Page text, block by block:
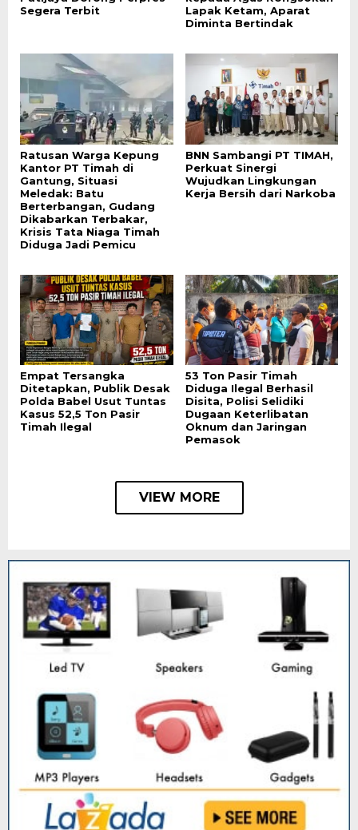
Segera Terbit
Lapak Ketam, Aparat
Diminta Bertindak
Ratusan Warga Kepung
Kantor PT Timah di
Gantung, Situasi
Meledak: Batu
Berterbangan, Gudang
Dikabarkan Terbakar,
Krisis Tata Niaga Timah
Diduga Jadi Pemicu
BNN Sambangi PT TIMAH,
Perkuat Sinergi
Wujudkan Lingkungan
Kerja Bersih dari Narkoba
Empat Tersangka
Ditetapkan, Publik Desak
Polda Babel Usut Tuntas
Kasus 52,5 Ton Pasir
Timah Ilegal
53 Ton Pasir Timah
Diduga Ilegal Berhasil
Disita, Polisi Selidiki
Dugaan Keterlibatan
Oknum dan Jaringan
Pemasok
VIEW MORE